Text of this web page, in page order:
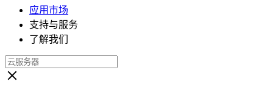
应用市场
支持与服务
了解我们